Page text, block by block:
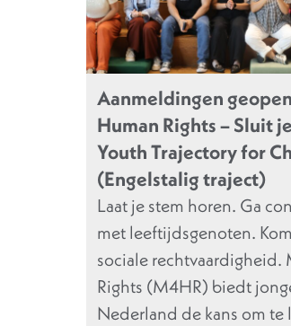
Aanmeldingen
Human Rights – Sluit
Youth Trajectory for
(Engelstalig traject)
Laat je stem horen. Ga
met leeftijdsgenoten.
sociale rechtvaardigheid.
Rights (M4HR) biedt
Nederland de kans om te